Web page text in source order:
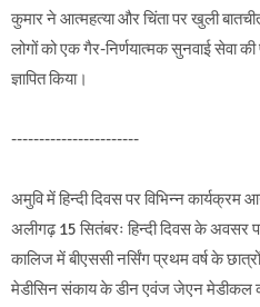
कुमार ने आत्महत्या और चिंता पर खुली
लोगों को एक गैर-निर्णयात्मक सुनवाई सेवा
ज्ञापित किया।
-----------------------
अमुवि में हिन्दी दिवस पर विभिन्न कार्यक्रम
अलीगढ़ 15 सितंबरः हिन्दी दिवस के अवसर
कालिज में बीएससी नर्सिंग प्रथम वर्ष के
मेडीसिन संकाय के डीन एवंज जेएन मेडीकल